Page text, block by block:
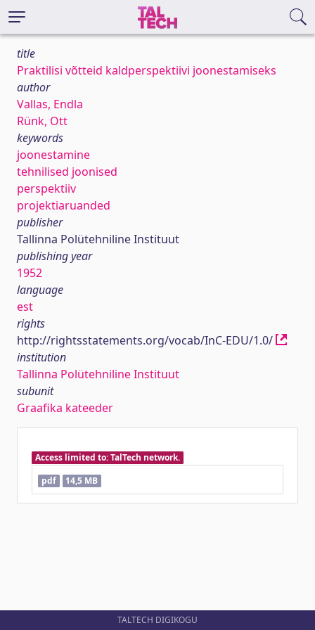
title
Praktilisi võtteid kaldperspektiivi joonestamiseks
author
Vallas, Endla
Rünk, Ott
keywords
joonestamine
tehnilised joonised
perspektiiv
projektiaruanded
publisher
Tallinna Polütehniline Instituut
publishing year
1952
language
est
rights
http://rightsstatements.org/vocab/InC-EDU/1.0/
institution
Tallinna Polütehniline Instituut
subunit
Graafika kateeder
Access limited to: TalTech network.
pdf
14,5 MB
TALTECH DIGIKOGU